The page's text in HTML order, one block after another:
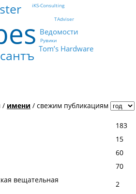
Tom’s Hardware
Ведомости
TAdviser
iKS-Consulting
Рувики
/ имени / свежим публикациям
183
15
60
70
вещательная
2